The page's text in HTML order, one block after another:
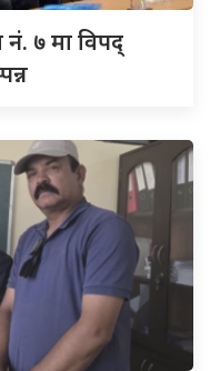
नं. ७ मा विपद्